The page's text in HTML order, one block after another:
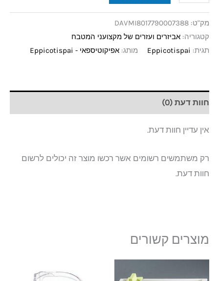
מק"ט: DAVMI8017790007388
קטגוריה: אביזרים ועזרים של מקצועני המטבח
תגית: Eppicotispai מותג: אפיקוטיספאי - Eppicotispai
חוות דעת (0)
אין עדיין חוות דעת.
רק משתמשים רשומים אשר רכשו מוצר זה יכולים לרשום
חוות דעת.
מוצרים קשורים